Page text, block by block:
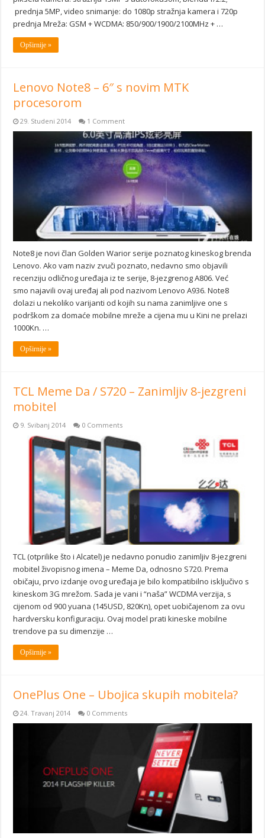
prednja 5MP, video snimanje: do 1080p stražnja kamera i 720p
prednja Mreža: GSM + WCDMA: 850/900/1900/2100MHz + …
Opširnije »
Lenovo Note8 – 6″ s novim MTK
procesorom
29. Studeni 2014 1 Comment
Note8 je novi član Golden Warior serije poznatog kineskog brenda
Lenovo. Ako vam naziv zvuči poznato, nedavno smo objavili
recenziju odličnog uređaja iz te serije, 8-jezgrenog A806. Već
smo najavili ovaj uređaj ali pod nazivom Lenovo A936. Note8
dolazi u nekoliko varijanti od kojih su nama zanimljive one s
podrškom za domaće mobilne mreže a cijena mu u Kini ne prelazi
1000Kn. …
Opširnije »
TCL Meme Da / S720 – Zanimljiv 8-jezgreni
mobitel
9. Svibanj 2014 0 Comments
TCL (otprilike što i Alcatel) je nedavno ponudio zanimljiv 8-jezgreni
mobitel živopisnog imena – Meme Da, odnosno S720. Prema
običaju, prvo izdanje ovog uređaja je bilo kompatibilno isključivo s
kineskom 3G mrežom. Sada je vani i “naša” WCDMA verzija, s
cijenom od 900 yuana (145USD, 820Kn), opet uobičajenom za ovu
hardversku konfiguraciju. Ovaj model prati kineske mobilne
trendove pa su dimenzije …
Opširnije »
OnePlus One – Ubojica skupih mobitela?
24. Travanj 2014 0 Comments